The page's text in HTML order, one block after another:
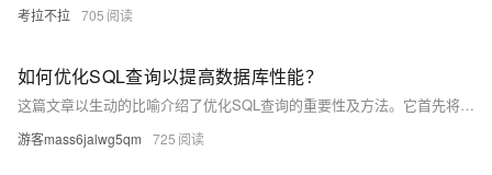
考拉不拉 705
如何优化SQL查询以提高数据库性能？
这篇文章以生动的比喻介绍了优化SQL查询的重要性及方法。它首先将未优化的SQL查询比作在自助餐厅贪多嚼不烂的行为，强调了只获取必要数据的必要性。接着，文章详细讲解了四种优化策略：**精简选择**（避免使用`SELECT *`）、**专业筛选**（利用`WHERE`缩小范围）、**高效联接**（索引和限制数据量）以及**使用索引**（加速搜索）。此外，还探讨了如何避免N+1查询问题、使用分页限制结果、理解执行计划以及定期维护数据库健康。通过这些技巧，可以显著提升数据库性能，让查询更高效流畅。
游客mass6jalwg5qm 725